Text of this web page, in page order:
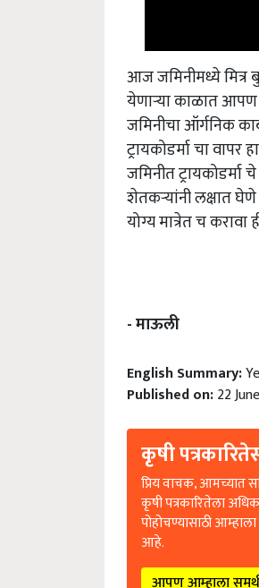
आज जमिनीमध्ये मित्र
येणाऱ्या काळात
जमिनीचा ऑर्गनिक
ट्रायकोडर्मा चा
जमिनीत
शेतकऱ्यांनी लक्षात
योग्य मात्रेत च करावा
- माऊली
English Summary:
Published on: 22
कृषी
प्रिय वाचक, आमच्यात
कृषी पत्रकारितेला
पोहोचण्यासाठी
आहे.
आपण आम्हाला